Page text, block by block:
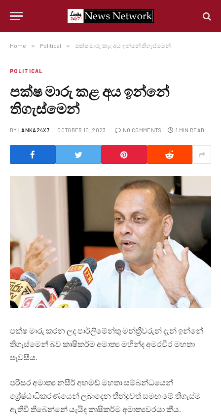
Home » Political » පක්ෂ මාරු කළ අය ඉන්නේ තිගැස්මෙන්
POLITICAL
පක්ෂ මාරු කළ අය ඉන්නේ
තිගැස්මෙන්
BY LANKA24X7 OCTOBER 10, 2023 NO COMMENTS 1 MIN READ
පක්ෂ මාරු කරන ලද පාර්ලිමේන්තු මන්ත්‍රීවරුන් දැන් ඉන්නේ
තිගැස්මෙන් බව කෘෂිකර්ම අමාත්‍ය මහින්ද අමරවීර මහතා
පැවසීය.
පරිසර අමාත්‍ය නසීර් අහමඩ් මහතා සම්බන්ධයෙන්
ශ්‍රේෂ්ඨාධිකරණයෙන් ලබාදෙන තීන්දුවත් සමඟ මේ තිගැස්ම
ඇතිවී තිබෙන්නේ යැයිද කෘෂිකර්ම අමාත්‍යවරයා කීය.